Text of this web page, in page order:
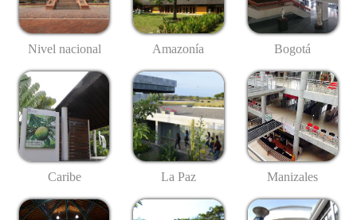
Nivel nacional Amazonía Bogotá
Caribe La Paz Manizales